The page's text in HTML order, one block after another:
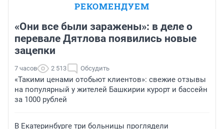
РЕКОМЕНДУЕМ
«Они все были заражены»: в деле о
перевале Дятлова появились новые
зацепки
7 часов 2 513 Обсудить
«Такими ценами отобьют клиентов»: свежие отзывы
на популярный у жителей Башкирии курорт и бассейн
за 1000 рублей
В Екатеринбурге три больницы проглядели